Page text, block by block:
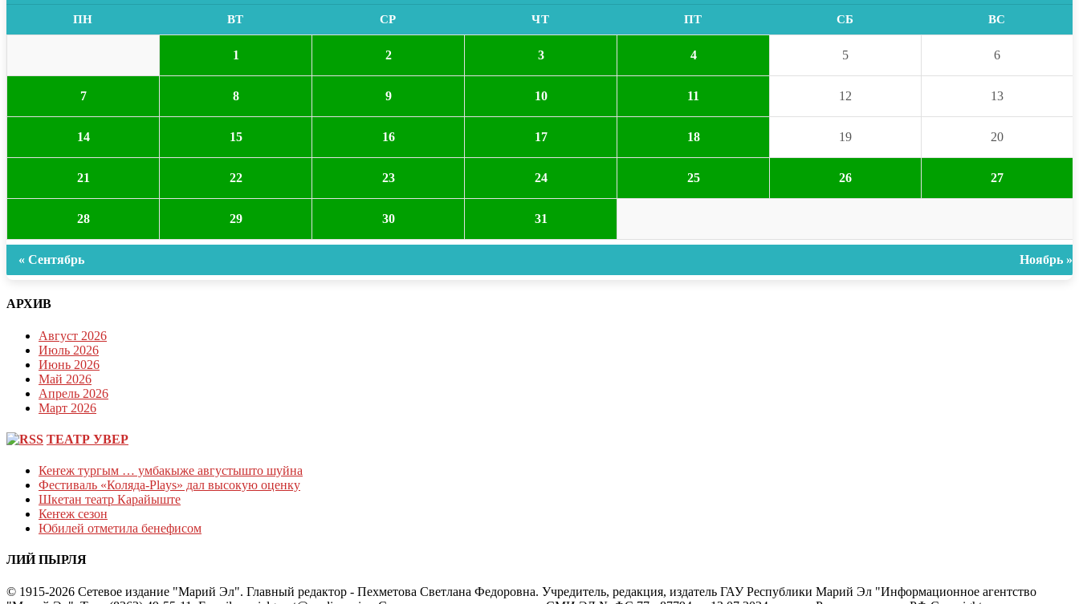
ПН ВТ СР ЧТ ПТ СБ ВС
1 2 3 4 5 6
7 8 9 10 11 12 13
14 15 16 17 18 19 20
21 22 23 24 25 26 27
28 29 30 31
« Сентябрь Ноябрь »
АРХИВ
Август 2026
Июль 2026
Июнь 2026
Май 2026
Апрель 2026
Март 2026
ТЕАТР УВЕР
Кеҥеж тургым … умбакыже августышто шуйна
Фестиваль «Коляда-Plays» дал высокую оценку
Шкетан театр Карайыште
Кеҥеж сезон
Юбилей отметила бенефисом
ЛИЙ ПЫРЛЯ
© 1915-2026 Сетевое издание "Марий Эл". Главный редактор - Пехметова Светлана Федоровна. Учредитель, редакция, издатель ГАУ Республики Марий Эл "Информационное агентство